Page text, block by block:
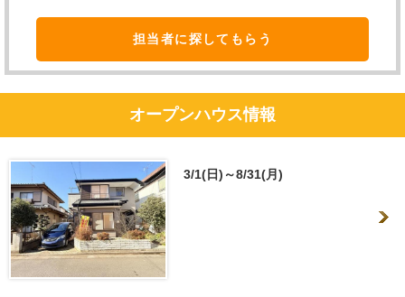
担当者に探してもらう
オープンハウス情報
3/1(日)～8/31(月)